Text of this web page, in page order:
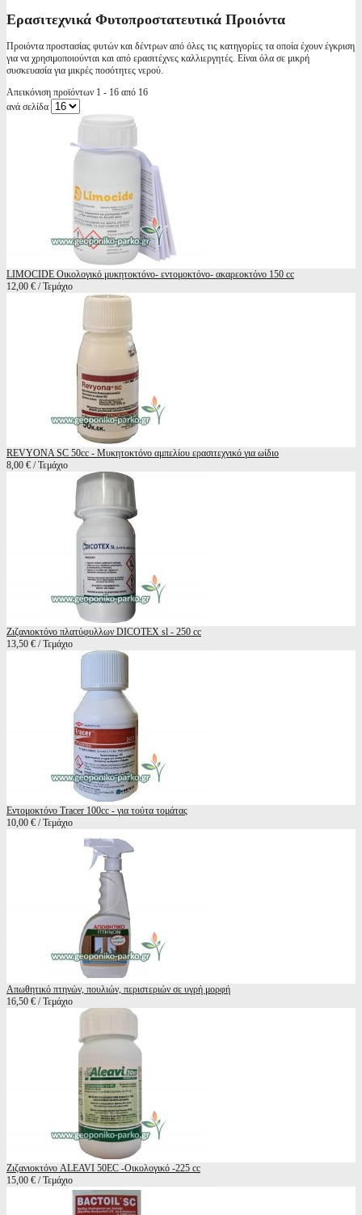
Ερασιτεχνικά Φυτοπροστατευτικά Προιόντα
Προιόντα προστασίας φυτών και δέντρων από όλες τις κατηγορίες τα οποία έχουν έγκριση
για να χρησιμοποιούνται και από ερασιτέχνες καλλιεργητές. Είναι όλα σε μικρή
συσκευασία για μικρές ποσότητες νερού.
Απεικόνιση προϊόντων 1 - 16 από 16
ανά σελίδα
LIMOCIDE Οικολογικό μυκητοκτόνο- εντομοκτόνο- ακαρεοκτόνο 150 cc
12,00 € / Τεμάχιο
REVYONA SC 50cc - Μυκητοκτόνο αμπελίου ερασιτεχνικό για ωίδιο
8,00 € / Τεμάχιο
Ζιζανιοκτόνο πλατύφυλλων DICOTEX sl - 250 cc
13,50 € / Τεμάχιο
Εντομοκτόνο Tracer 100cc - για τούτα τομάτας
10,00 € / Τεμάχιο
Απωθητικό πτηνών, πουλιών, περιστεριών σε υγρή μορφή
16,50 € / Τεμάχιο
Ζιζανιοκτόνο ALEAVI 50EC -Oικολογικό -225 cc
15,00 € / Τεμάχιο